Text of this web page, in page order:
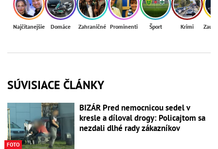
Najčítanejšie Domáce Zahraničné Prominenti Šport Krimi
SÚVISIACE ČLÁNKY
FOTO
BIZÁR Pred nemocnicou sedel v
kresle a díloval drogy: Policajtom sa
nezdali dlhé rady zákazníkov